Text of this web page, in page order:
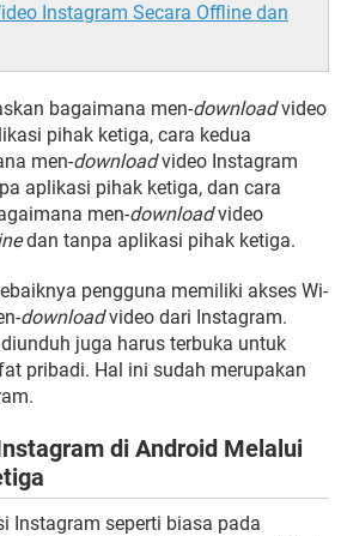
Instagram Secara Offline dan
bagaimana men-downloadvideo
pihak ketiga, cara kedua
men-downloadvideo Instagram
aplikasi pihak ketiga, dan cara
men-downloadvideo
dan tanpa aplikasi pihak ketiga.
pengguna memiliki akses Wi-
downloadvideo dari Instagram.
juga harus terbuka untuk
pribadi. Hal ini sudah merupakan
di Android Melalui
Instagram seperti biasa pada